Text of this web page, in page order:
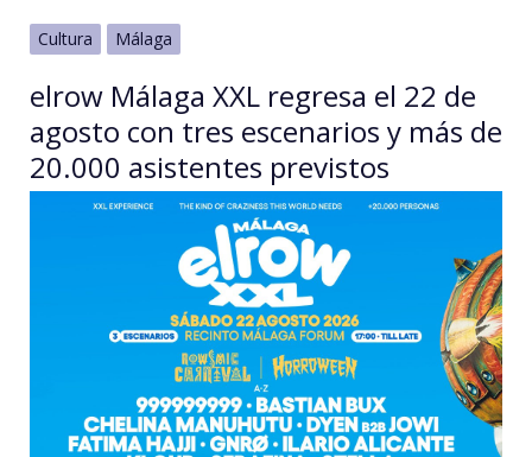
Cultura Málaga
elrow Málaga XXL regresa el 22 de
agosto con tres escenarios y más de
20.000 asistentes previstos